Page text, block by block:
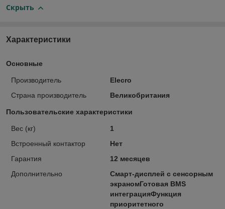
Скрыть
Характеристики
Основные
Производитель
Elecro
Страна производитель
Великобритания
Пользовательские характеристики
Вес (кг)
1
Встроенный контактор
Нет
Гарантия
12 месяцев
Дополнительно
Смарт-дисплей с сенсорным
экраномГотовая BMS
интеграцияФункция
приоритетного